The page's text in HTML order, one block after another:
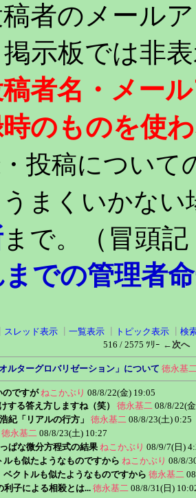
者のメール
示板では非
者名・メー
のものを使
投稿について
まくいかない
まで。 （冒
での管理者
スレッド表示 一覧表示 トピック表示
検
516 / 2575 ﾂﾘｰ ←次へ
ルターグロバリゼーション」について 徳永基
のですがねこかぶり 08/8/22(金) 19:05
する答え方しますね（笑）
徳永基二 08/8/22(
紀「リアルの行方」
徳永基二 08/8/23(土) 0:25
徳永基二 08/8/23(土) 10:27
ぱな微分方程式の結果 ねこかぶり 08/9/7(日)
ルも似たようなものですから ねこかぶり 08/8/
ベクトルも似たようなものですから 徳永基二
利子による相殺とは...徳永基二 08/8/31(日)